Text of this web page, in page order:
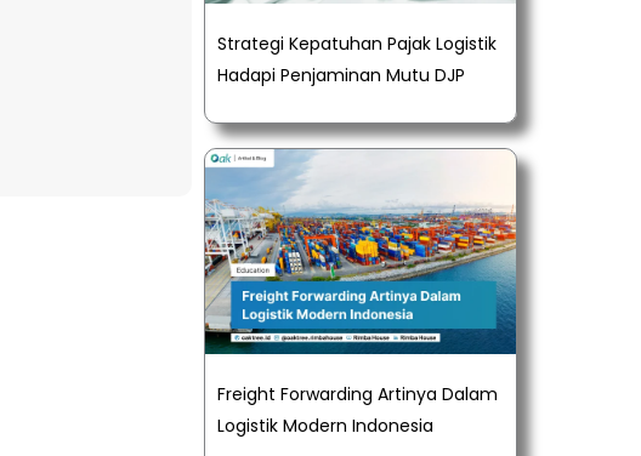
Strategi Kepatuhan Pajak Logistik
Hadapi Penjaminan Mutu DJP
Freight Forwarding Artinya Dalam
Logistik Modern Indonesia